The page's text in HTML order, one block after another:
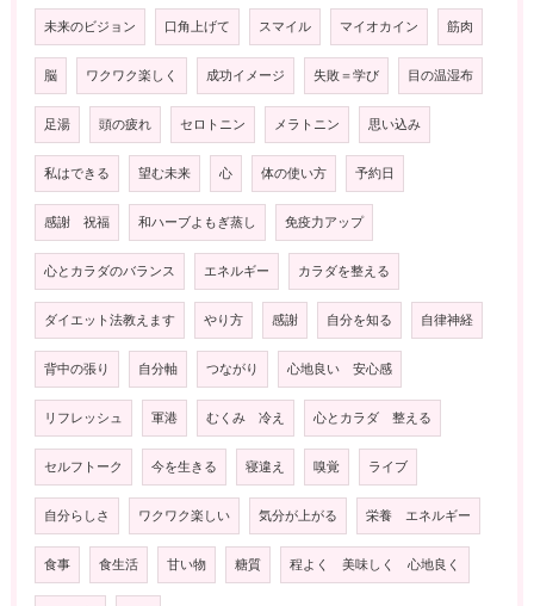
未来のビジョン 口角上げて スマイル マイオカイン 筋肉
脳 ワクワク楽しく 成功イメージ 失敗＝学び 目の温湿布
足湯 頭の疲れ セロトニン メラトニン 思い込み
私はできる 望む未来 心 体の使い方 予約日
感謝 祝福 和ハーブよもぎ蒸し 免疫力アップ
心とカラダのバランス エネルギー カラダを整える
ダイエット法教えます やり方 感謝 自分を知る 自律神経
背中の張り 自分軸 つながり 心地良い 安心感
リフレッシュ 軍港 むくみ 冷え 心とカラダ 整える
セルフトーク 今を生きる 寝違え 嗅覚 ライブ
自分らしさ ワクワク楽しい 気分が上がる 栄養 エネルギー
食事 食生活 甘い物 糖質 程よく 美味しく 心地良く